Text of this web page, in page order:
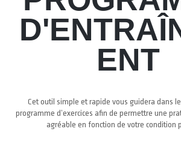
ENT
Cet outil simple et rapide vous guidera dans
programme d’exercices afin de permettre une
agréable en fonction de votre condition